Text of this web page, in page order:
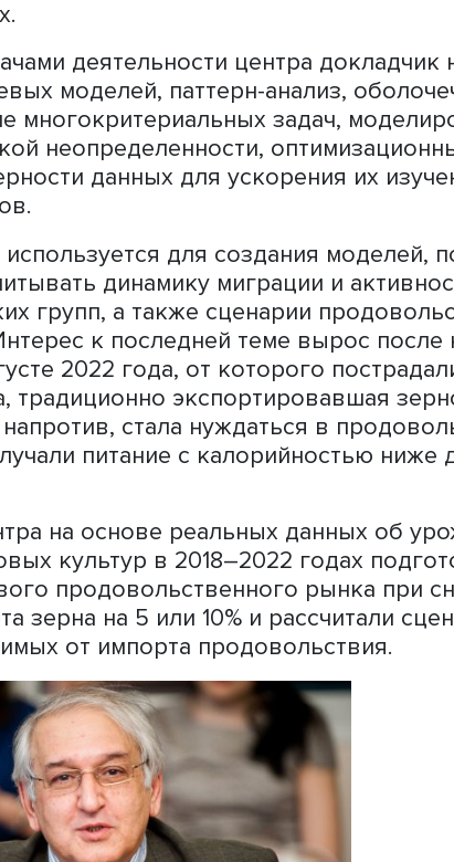
проректора НИУ ВШЭ
появлению нестандартных
и использованию прорывных
напомнил: центр, начавший
действует в НИУ ВШЭ 15 лет.
профессора Вышки,
2007 года Эрик Маскин
деятельности центра
моделей, паттерн-
многокритериальных задач,
неопределенности,
данных для ускорения
используется для создания
динамику миграции и
групп, а также сценарии
Интерес к последней теме
августе 2022 года, от которого
традиционно
и, напротив, стала нуждаться в
получали питание с